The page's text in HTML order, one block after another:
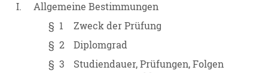
I.
Allgemeine Bestimmungen
§ 1
Zweck der Prüfung
§ 2
Diplomgrad
§ 3
Studiendauer, Prüfungen, Folgen